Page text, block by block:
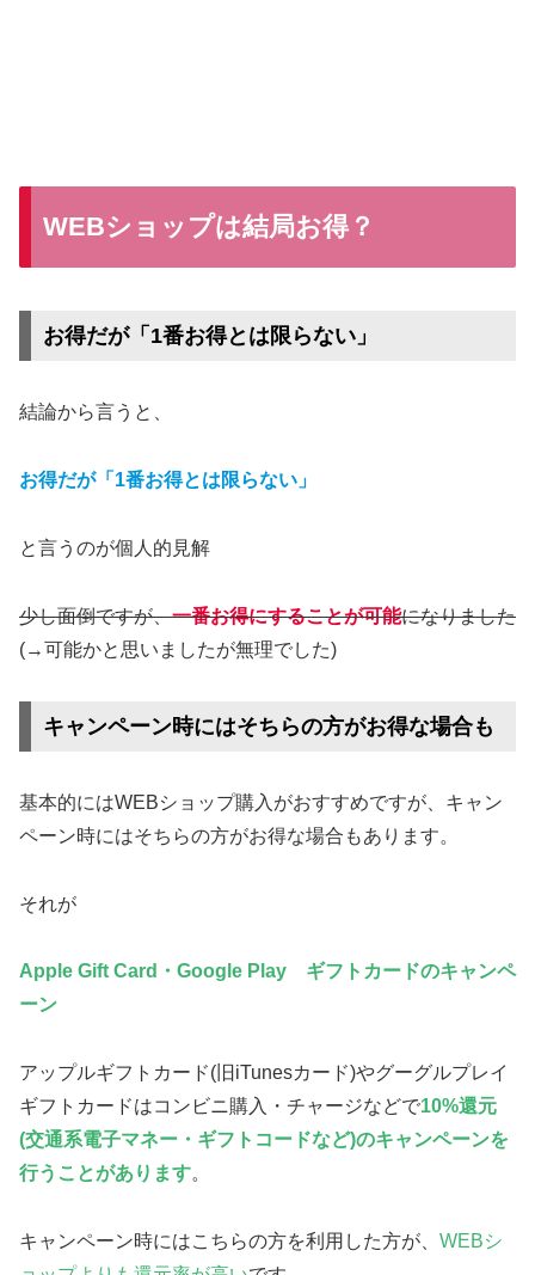
WEBショップは結局お得？
お得だが「1番お得とは限らない」
結論から言うと、
お得だが「1番お得とは限らない」
と言うのが個人的見解
少し面倒ですが、一番お得にすることが可能になりました
(→可能かと思いましたが無理でした)
キャンペーン時にはそちらの方がお得な場合も
基本的にはWEBショップ購入がおすすめですが、キャン
ペーン時にはそちらの方がお得な場合もあります。
それが
Apple Gift Card・Google Play ギフトカードのキャンペ
ーン
アップルギフトカード(旧iTunesカード)やグーグルプレイ
ギフトカードはコンビニ購入・チャージなどで10%還元
(交通系電子マネー・ギフトコードなど)のキャンペーンを
行うことがあります。
キャンペーン時にはこちらの方を利用した方が、 WEBシ